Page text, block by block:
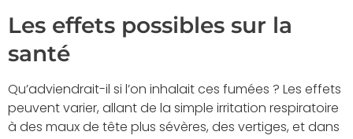
Les effets possibles sur la
santé
Qu’adviendrait-il si l’on inhalait ces fumées ? Les effets
peuvent varier, allant de la simple irritation respiratoire
à des maux de tête plus sévères, des vertiges, et dans